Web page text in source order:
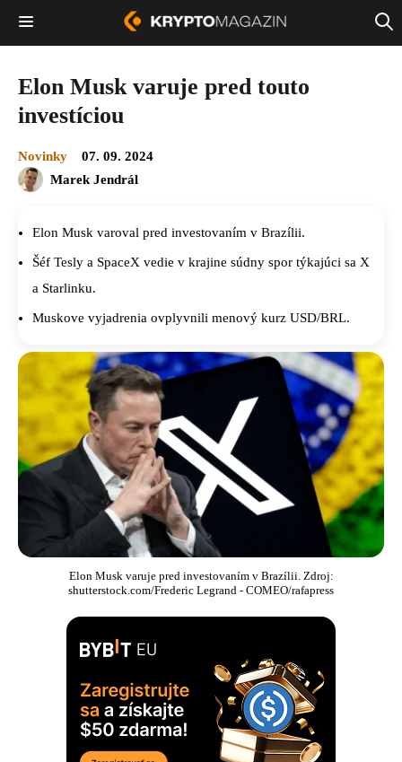
Elon Musk varuje pred touto
investíciou
Novinky
07. 09. 2024
Marek Jendrál
Elon Musk varoval pred investovaním v Brazílii.
Šéf Tesly a SpaceX vedie v krajine súdny spor týkajúci sa X
a Starlinku.
Muskove vyjadrenia ovplyvnili menový kurz USD/BRL.
Elon Musk varuje pred investovaním v Brazílii. Zdroj:
shutterstock.com/Frederic Legrand - COMEO/rafapress